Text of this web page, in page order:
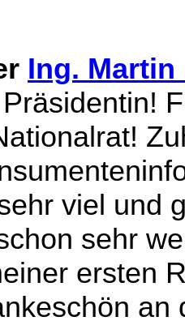
Ing.
viel und
sehr
ersten